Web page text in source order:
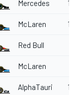
Mercedes
McLaren
Red Bull
McLaren
AlphaTauri